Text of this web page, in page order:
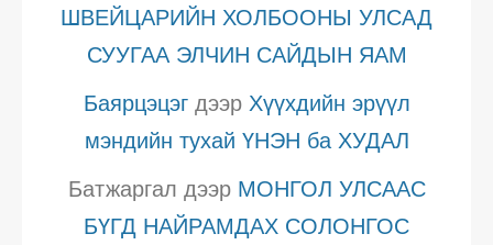
ШВЕЙЦАРИЙН ХОЛБООНЫ УЛСАД
СУУГАА ЭЛЧИН САЙДЫН ЯАМ
Баярцэцэгдээр Хүүхдийн эрүүл
мэндийн тухай ҮНЭН ба ХУДАЛ
Батжаргал дээр МОНГОЛ УЛСААС
БҮГД НАЙРАМДАХ СОЛОНГОС